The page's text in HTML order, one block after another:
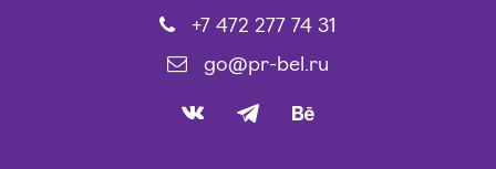
+7 472 277 74 31
go@pr-bel.ru